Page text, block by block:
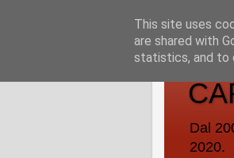
Dal
2020.
This site uses
are shared with
statistics, and to